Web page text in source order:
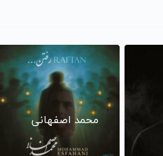
محمد اصفهانی